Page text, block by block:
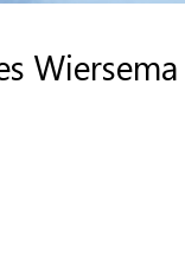
Wiersema